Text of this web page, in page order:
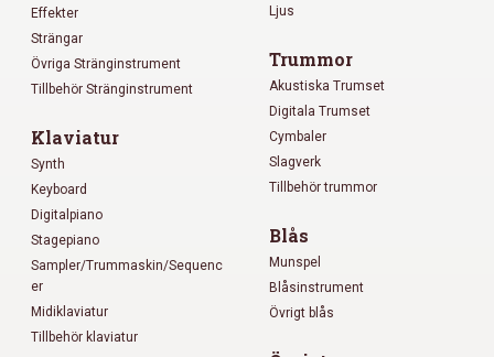
Effekter
Strängar
Övriga Stränginstrument
Tillbehör Stränginstrument
Klaviatur
Synth
Keyboard
Digitalpiano
Stagepiano
Sampler/Trummaskin/Sequenc
er
Midiklaviatur
Tillbehör klaviatur
Ljus
Trummor
Akustiska Trumset
Digitala Trumset
Cymbaler
Slagverk
Tillbehör trummor
Blås
Munspel
Blåsinstrument
Övrigt blås